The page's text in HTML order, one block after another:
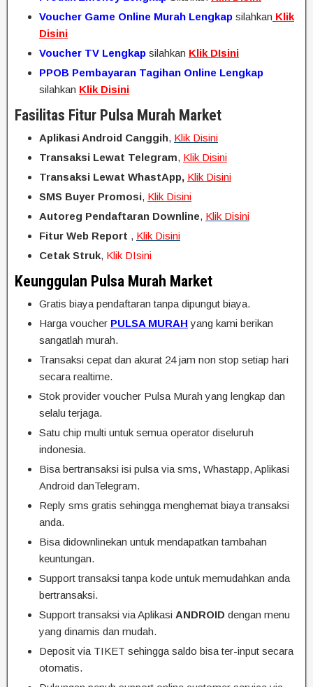
Voucher Game Online Murah Lengkap silahkan Klik
Disini
Voucher TV Lengkap silahkan Klik DIsini
PPOB Pembayaran Tagihan Online Lengkap
silahkan Klik Disini
Fasilitas Fitur Pulsa Murah Market
Aplikasi Android Canggih, Klik Disini
Transaksi Lewat Telegram, Klik Disini
Transaksi Lewat WhastApp, Klik Disini
SMS Buyer Promosi, Klik Disini
Autoreg Pendaftaran Downline, Klik Disini
Fitur Web Report , Klik Disini
Cetak Struk, Klik DIsini
Keunggulan Pulsa Murah Market
Gratis biaya pendaftaran tanpa dipungut biaya.
Harga voucher PULSA MURAH yang kami berikan
sangatlah murah.
Transaksi cepat dan akurat 24 jam non stop setiap hari
secara realtime.
Stok provider voucher Pulsa Murah yang lengkap dan
selalu terjaga.
Satu chip multi untuk semua operator diseluruh
indonesia.
Bisa bertransaksi isi pulsa via sms, Whastapp, Aplikasi
Android danTelegram.
Reply sms gratis sehingga menghemat biaya transaksi
anda.
Bisa didownlinekan untuk mendapatkan tambahan
keuntungan.
Support transaksi tanpa kode untuk memudahkan anda
bertransaksi.
Support transaksi via Aplikasi ANDROID dengan menu
yang dinamis dan mudah.
Deposit via TIKET sehingga saldo bisa ter-input secara
otomatis.